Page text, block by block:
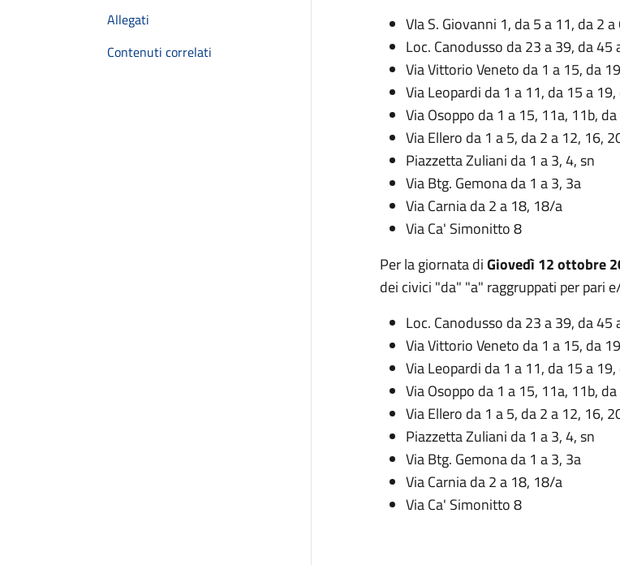
Allegati
Contenuti correlati
VIa S. Giovanni 1, da 5 a 11, da 2
Loc. Canodusso da 23 a 39, da
Via Vittorio Veneto da 1 a 15, da
Via Leopardi da 1 a 11, da 15 a
Via Osoppo da 1 a 15, 11a, 11b,
Via Ellero da 1 a 5, da 2 a 12, 16,
Piazzetta Zuliani da 1 a 3, 4, sn
Via Btg. Gemona da 1 a 3, 3a
Via Carnia da 2 a 18, 18/a
Via Ca' Simonitto 8
Per la giornata diGiovedì 12 ottobre
dei civici "da" "a" raggruppati per pari
Loc. Canodusso da 23 a 39, da
Via Vittorio Veneto da 1 a 15, da
Via Leopardi da 1 a 11, da 15 a
Via Osoppo da 1 a 15, 11a, 11b,
Via Ellero da 1 a 5, da 2 a 12, 16,
Piazzetta Zuliani da 1 a 3, 4, sn
Via Btg. Gemona da 1 a 3, 3a
Via Carnia da 2 a 18, 18/a
Via Ca' Simonitto 8